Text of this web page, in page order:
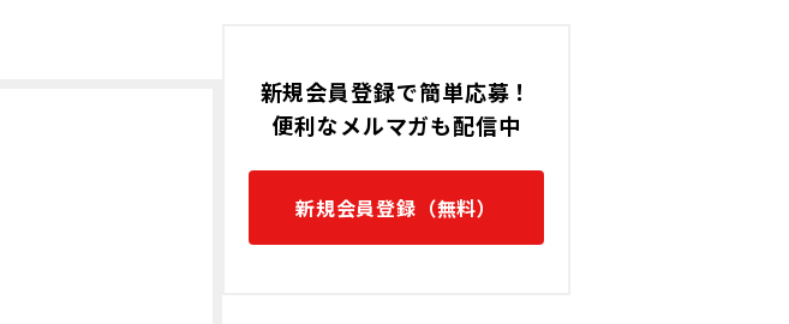
新規会員登録で簡単応募！
便利なメルマガも配信中
新規会員登録（無料）